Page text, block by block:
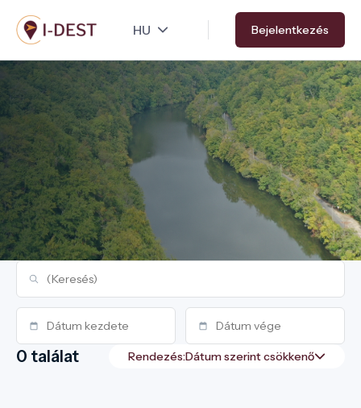
Ugrás
a
tartalomra
Bejelentkezés
0 találat Rendezés: